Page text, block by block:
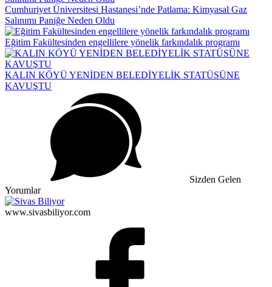
Cumhuriyet Üniversitesi Hastanesi’nde Patlama: Kimyasal Gaz
Salınımı Paniğe Neden Oldu
Eğitim Fakültesinden engellilere yönelik farkındalık programı
KALIN KÖYÜ YENİDEN BELEDİYELİK STATÜSÜNE
KAVUŞTU
Sizden Gelen
Yorumlar
www.sivasbiliyor.com